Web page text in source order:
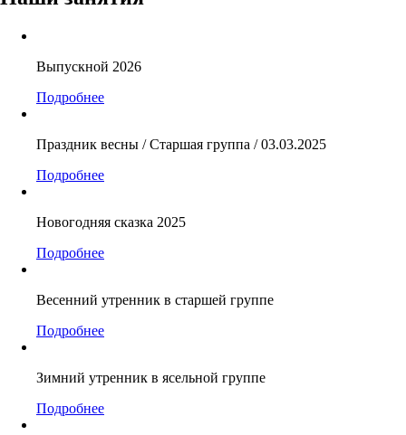
Выпускной 2026
Подробнее
Праздник весны / Старшая группа / 03.03.2025
Подробнее
Новогодняя сказка 2025
Подробнее
Весенний утренник в старшей группе
Подробнее
Зимний утренник в ясельной группе
Подробнее